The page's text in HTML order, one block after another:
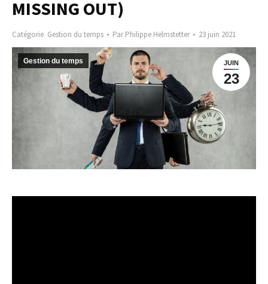
MISSING OUT)
Catégorie Gestion du temps ParPhilippe Helmstetter 23 juin 2021
JUIN
23
Gestion du temps